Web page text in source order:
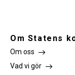
Om Statens
Om oss
Vad vi gör